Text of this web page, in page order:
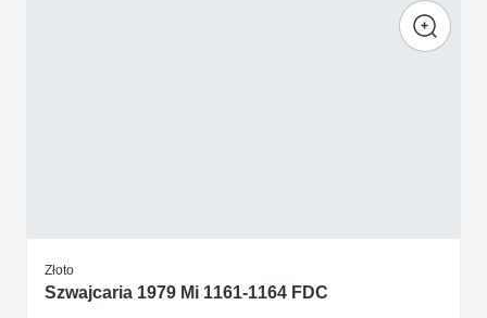
Złoto
Szwajcaria 1979 Mi 1161-1164 FDC